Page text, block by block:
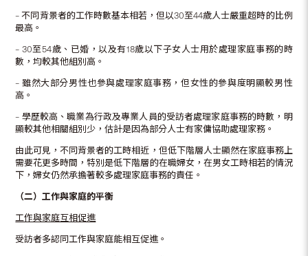
– 不同背景者的工作時數基本相若，但以30至44歲人士嚴重超時的比例
最高。
– 30至54歲、已婚，以及有18歲以下子女人士用於處理家庭事務的時
數，均較其他組別高。
– 雖然大部分男性也參與處理家庭事務，但女性的參與度明顯較男性
高。
– 學歷較高、職業為行政及專業人員的受訪者處理家庭事務的時數，明
顯較其他相關組別少，估計是因為部分人士有家傭協助處理家務。
由此可見，不同背景者的工時相近，但低下階層人士顯然在家庭事務上
需要花更多時間，特別是低下階層的在職婦女，在男女工時相若的情況
下，婦女仍然承擔著較多處理家庭事務的責任。
（二）工作與家庭的平衡
工作與家庭互相促進
受訪者多認同工作與家庭能相互促進。